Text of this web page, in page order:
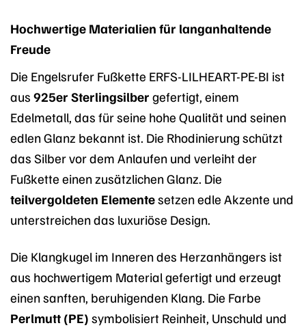
Hochwertige Materialien für langanhaltende
Freude
Die Engelsrufer Fußkette ERFS-LILHEART-PE-BI ist
aus 925er Sterlingsilber gefertigt, einem
Edelmetall, das für seine hohe Qualität und seinen
edlen Glanz bekannt ist. Die Rhodinierung schützt
das Silber vor dem Anlaufen und verleiht der
Fußkette einen zusätzlichen Glanz. Die
teilvergoldeten Elementesetzen edle Akzente und
unterstreichen das luxuriöse Design.
Die Klangkugel im Inneren des Herzanhängers ist
aus hochwertigem Material gefertigt und erzeugt
einen sanften, beruhigenden Klang. Die Farbe
Perlmutt (PE) symbolisiert Reinheit, Unschuld und